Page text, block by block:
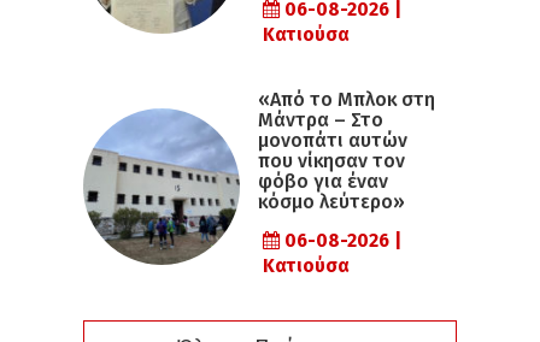
06-08-2026 |
Κατιούσα
«Από το Μπλοκ στη
Μάντρα – Στο
μονοπάτι αυτών
που νίκησαν τον
φόβο για έναν
κόσμο λεύτερο»
06-08-2026 |
Κατιούσα